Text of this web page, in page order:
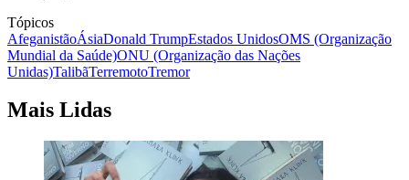
Tópicos
AfeganistãoÁsiaDonald TrumpEstados UnidosOMS (Organização
Mundial da Saúde)ONU (Organização das Nações
Unidas)TalibãTerremotoTremor
Mais Lidas